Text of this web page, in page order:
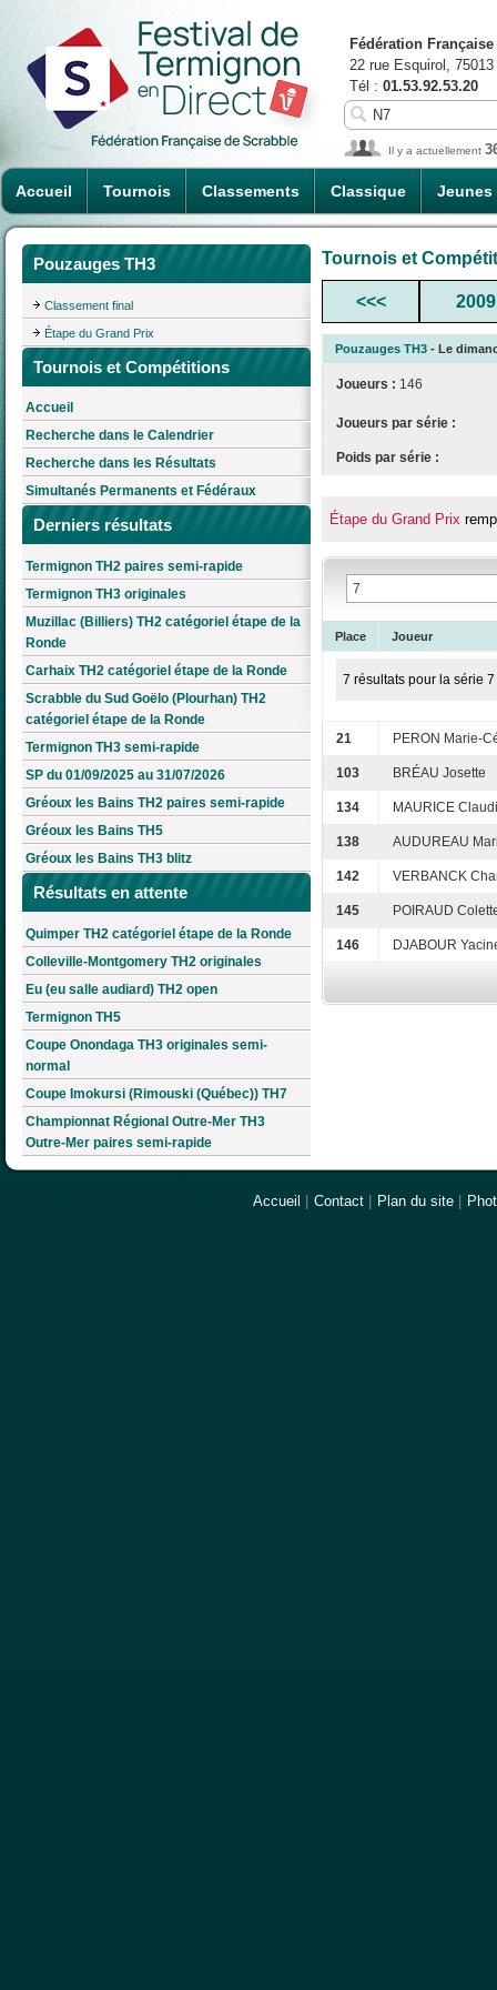
Accueil Tournois Classements Classique Jeunes
Fédération
22 rue Esquirol,
Tél : 01.53.92.53.20
Il y a actuellement
Pouzauges TH3
Classement final
Étape du Grand Prix
Tournois et Compétitions
Accueil
Recherche dans le Calendrier
Recherche dans les Résultats
Simultanés Permanents et Fédéraux
Derniers résultats
Termignon TH2 paires semi-rapide
Termignon TH3 originales
Muzillac (Billiers) TH2 catégoriel étape de la
Ronde
Carhaix TH2 catégoriel étape de la Ronde
Scrabble du Sud Goëlo (Plourhan) TH2
catégoriel étape de la Ronde
Termignon TH3 semi-rapide
SP du 01/09/2025 au 31/07/2026
Gréoux les Bains TH2 paires semi-rapide
Gréoux les Bains TH5
Gréoux les Bains TH3 blitz
Résultats en attente
Quimper TH2 catégoriel étape de la Ronde
Colleville-Montgomery TH2 originales
Eu (eu salle audiard) TH2 open
Termignon TH5
Coupe Onondaga TH3 originales semi-
normal
Coupe Imokursi (Rimouski (Québec)) TH7
Championnat Régional Outre-Mer TH3
Outre-Mer paires semi-rapide
Tournois et
<<< 2009
Pouzauges TH3 - Le
Joueurs : 146
Joueurs par série :
Poids par série :
Étape du Grand Prix
Place Joueur
7 résultats pour la série 7
21 PERON Marie-
103 BRÉAU Josette
134 MAURICE
138 AUDUREAU
142 VERBANCK
145 POIRAUD
146 DJABOUR
Accueil Contact Plan du site